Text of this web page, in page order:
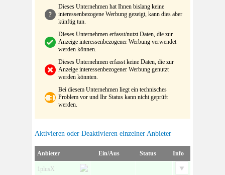
Dieses Unternehmen hat Ihnen bislang keine
interessenbezogene Werbung gezeigt, kann dies aber
künftig tun.
Dieses Unternehmen erfasst/nutzt Daten, die zur
Anzeige interessenbezogener Werbung verwendet
werden können.
Dieses Unternehmen erfasst keine Daten, die zur
Anzeige interessenbezogener Werbung genutzt
werden könnten.
Bei diesem Unternehmen liegt ein technisches
Problem vor und Ihr Status kann nicht geprüft
werden.